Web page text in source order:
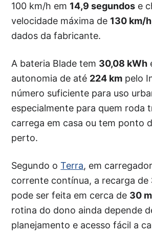
100 km/h em 14,9 segundos e
velocidade máxima de 130 km/h
dados da fabricante.
A bateria Blade tem 30,08 kWh
autonomia de até 224 km pelo
número suficiente para uso
especialmente para quem roda
carrega em casa ou tem ponto
perto.
Segundo oTerra, em
corrente contínua, a recarga de
pode ser feita em cerca de 30
rotina do dono ainda depende
planejamento e acesso fácil a